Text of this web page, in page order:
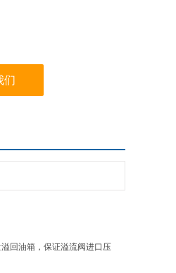
们
回油箱，保证溢流阀进口压